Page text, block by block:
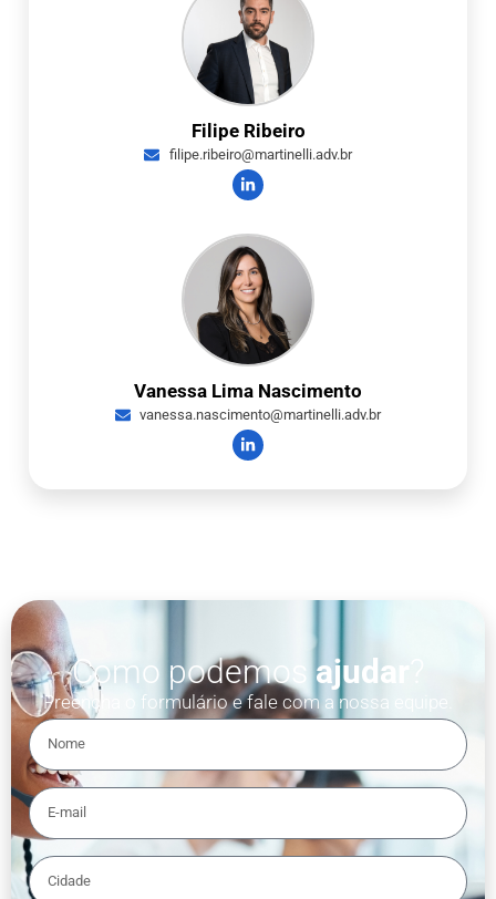
Filipe Ribeiro
filipe.ribeiro@martinelli.adv.br
Vanessa Lima Nascimento
vanessa.nascimento@martinelli.adv.br
Como podemos ajudar
Preencha o formulário e fale com a nossa equipe.